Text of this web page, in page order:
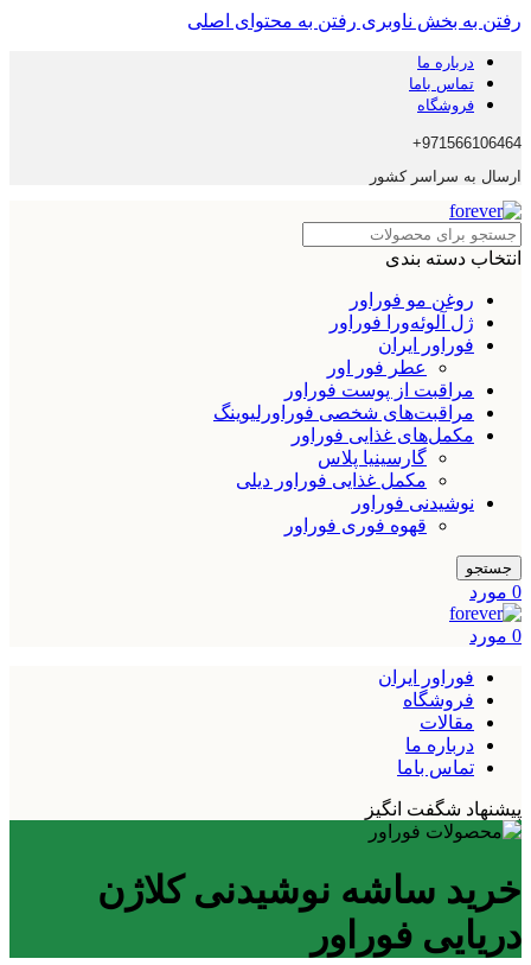
رفتن به بخش ناوبری رفتن به محتوای اصلی
درباره ما
تماس باما
فروشگاه
971566106464+
ارسال به سراسر کشور
انتخاب دسته بندی
روغن مو فوراور
ژل آلوئه‌ورا فوراور
فوراور ایران
عطر فور اور
مراقبت از پوست فوراور
مراقبت‌های شخصی فوراورلیوینگ
مکمل‌های غذایی فوراور
گارسینیا پلاس
مکمل غذایی فوراور دیلی
نوشیدنی فوراور
قهوه فوری فوراور
جستجو
0 مورد
0 مورد
فوراور ایران
فروشگاه
مقالات
درباره ما
تماس باما
پیشنهاد شگفت انگیز
خرید ساشه نوشیدنی کلاژن
دریایی فوراور